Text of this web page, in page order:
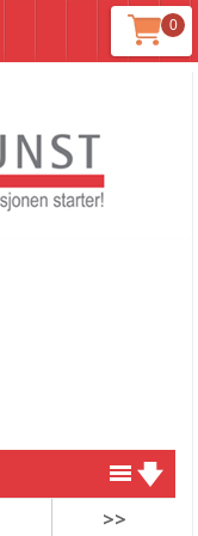
0
>>